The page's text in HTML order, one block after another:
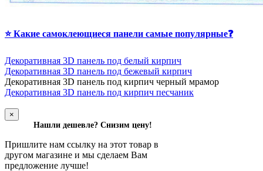
⭐ Какие самоклеющиеся панели самые популярные❓
Декоративная 3D панель под белый кирпич
Декоративная 3D панель под бежевый кирпич
Декоративная 3D панель под кирпич черный мрамор
Декоративная 3D панель под кирпич песчаник
×
Нашли дешевле? Снизим цену!
Пришлите нам ссылку на этот товар в
другом магазине и мы сделаем Вам
предложение лучше!